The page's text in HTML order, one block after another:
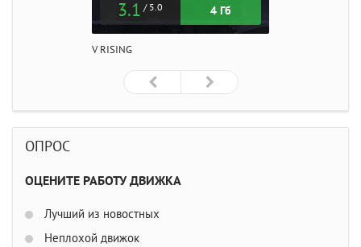
3.1 / 5.0 4 Гб
V RISING
ОПРОС
ОЦЕНИТЕ РАБОТУ ДВИЖКА
Лучший из новостных
Неплохой движок